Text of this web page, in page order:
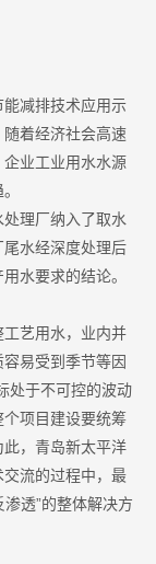
减排技术应用示
着经济社会高速
业工业用水水源
理厂纳入了取水
水经深度处理后
水要求的结论。
艺用水，业内并
易受到季节等因
处于不可控的波动
项目建设要统筹
，青岛新太平洋
流的过程中，最
透”的整体解决方